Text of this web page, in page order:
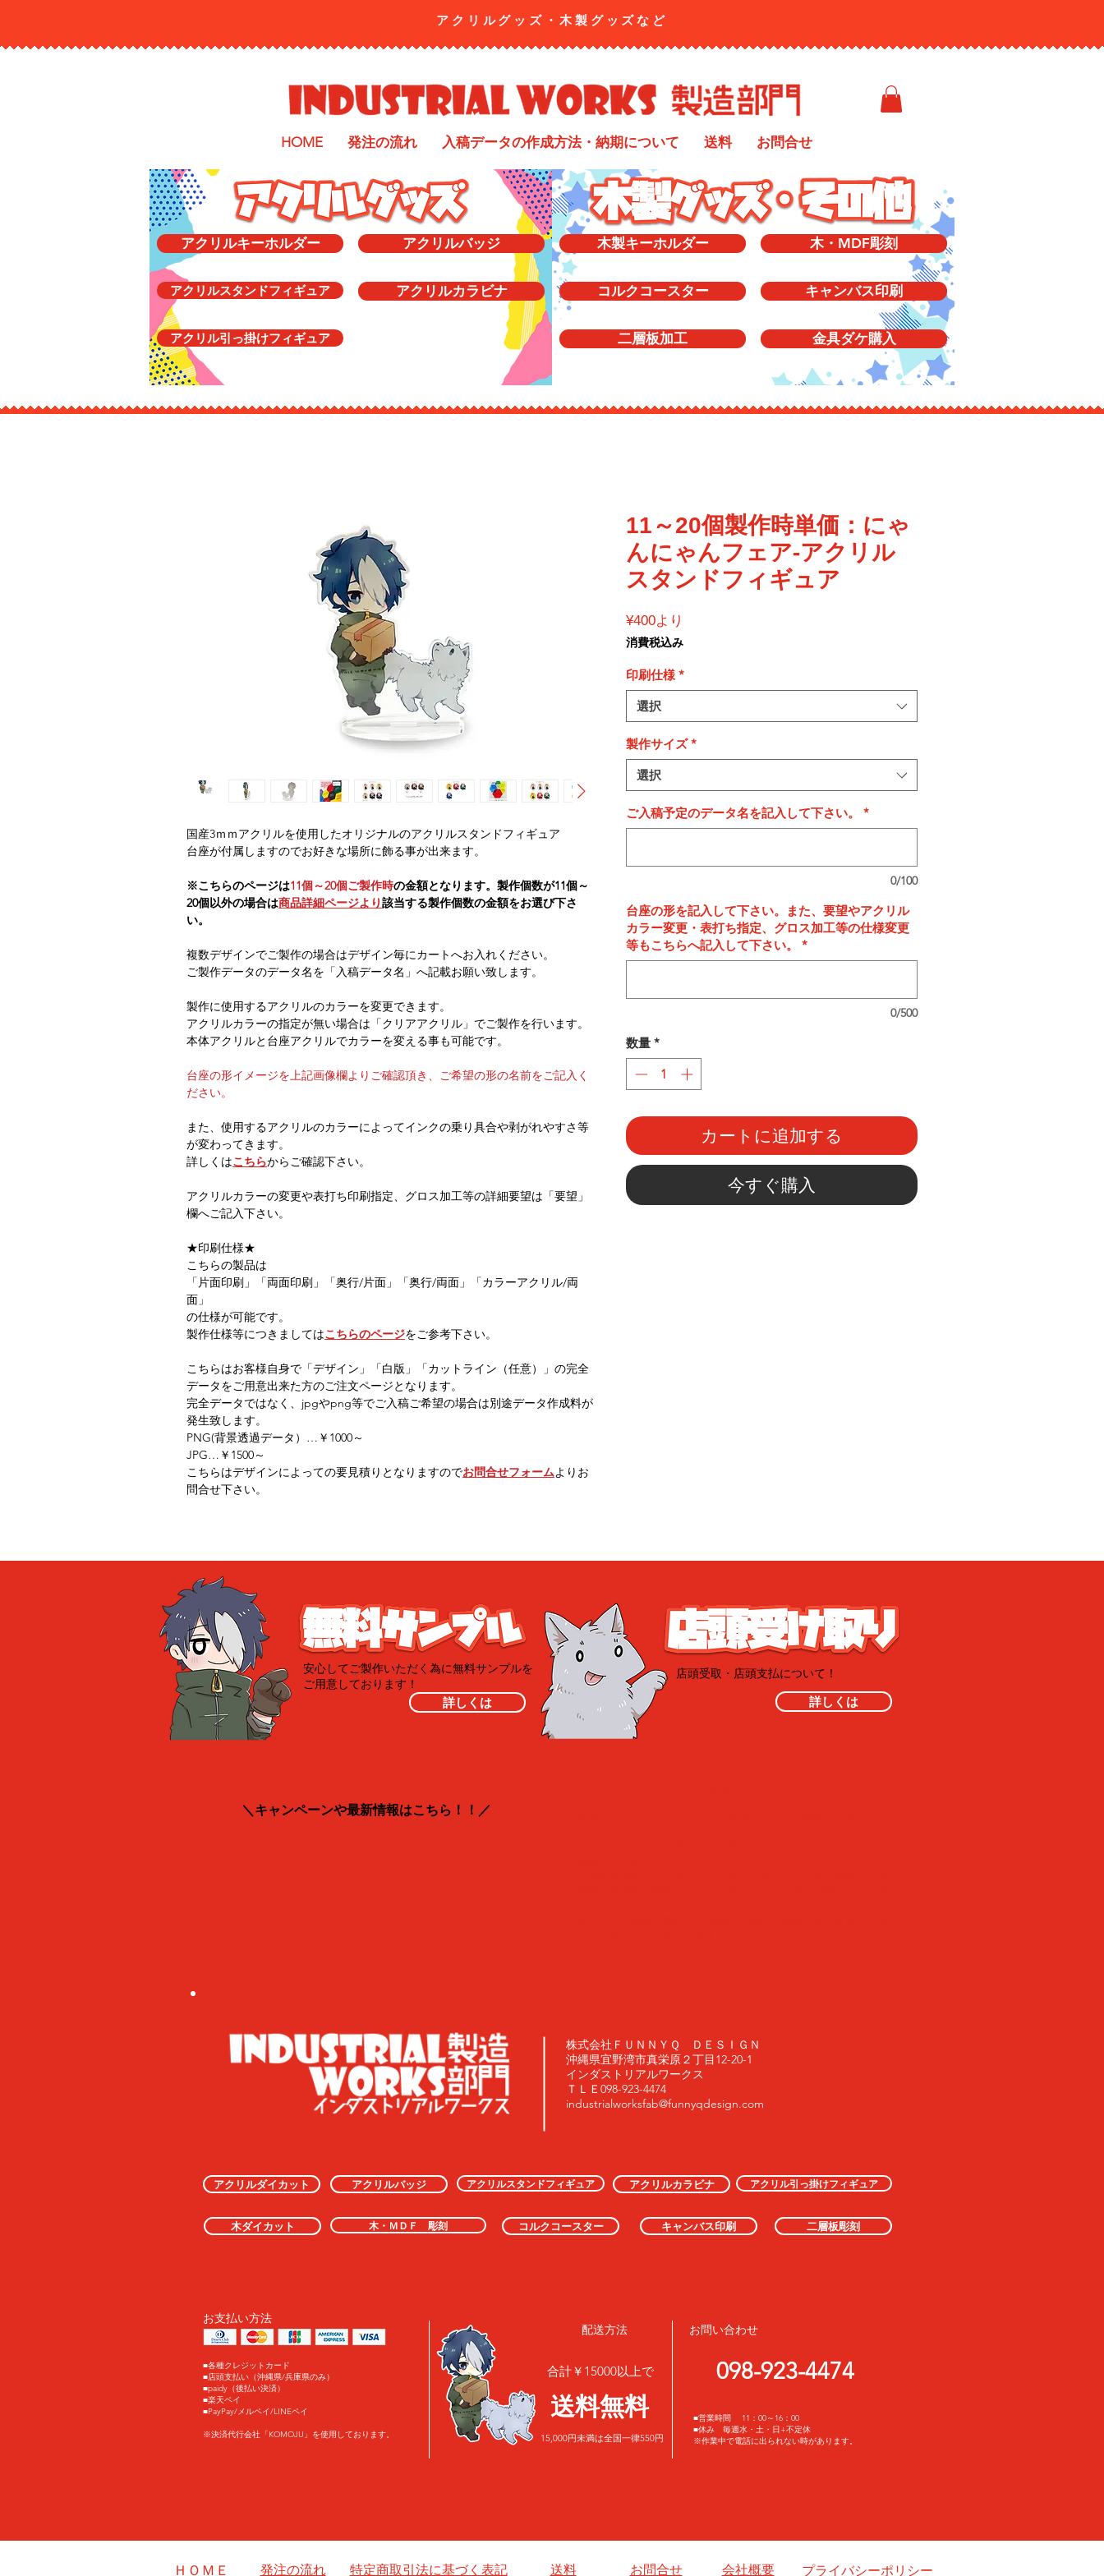
アクリルグッズ・​木製グッズなど
HOME 発注の流れ 入稿データの作成方法・納期について 送料 お問合せ
アクリルキーホルダー
アクリルスタンドフィギュア
アクリルバッジ
アクリルカラビナ
アクリル引っ掛けフィギュア
木製キーホルダー
コルクコースター
木・MDF彫刻
キャンバス印刷
二層板加工 金具ダケ購入
国産3ｍｍアクリルを使用したオリジナルのアクリルスタンドフィギュア
台座が付属しますのでお好きな場所に飾る事が出来ます。
※こちらのページは11個～20個ご製作時の金額となります。製作個数が11個～
20個以外の場合は商品詳細ページより該当する製作個数の金額をお選び下さ
い。
複数デザインでご製作の場合はデザイン毎にカートへお入れください。
ご製作データのデータ名を「入稿データ名」へ記載お願い致します。
製作に使用するアクリルのカラーを変更できます。
アクリルカラーの指定が無い場合は「クリアアクリル」でご製作を行います。
本体アクリルと台座アクリルでカラーを変える事も可能です。
台座の形イメージを上記画像欄よりご確認頂き、ご希望の形の名前をご記入く
ださい。
また、使用するアクリルのカラーによってインクの乗り具合や剥がれやすさ等
が変わってきます。
詳しくはこちらからご確認下さい。
アクリルカラーの変更や表打ち印刷指定、グロス加工等の詳細要望は「要望」
欄へご記入下さい。
★印刷仕様★
こちらの製品は
「片面印刷」「両面印刷」「奥行/片面」「奥行/両面」「カラーアクリル/両
面」
の仕様が可能です。
製作仕様等につきましてはこちらのページをご参考下さい。
こちらはお客様自身で「デザイン」「白版」「カットライン（任意）」の完全
データをご用意出来た方のご注文ページとなります。
完全データではなく、jpgやpng等でご入稿ご希望の場合は別途データ作成料が
発生致します。
PNG(背景透過データ）…￥1000～
JPG…￥1500～
こちらはデザインによっての要見積りとなりますのでお問合せフォームよりお
問合せ下さい。
11～20個製作時単価：にゃ
んにゃんフェア-アクリル
スタンドフィギュア
¥400より
価
格
消費税込み
印刷仕様 *
選択
製作サイズ *
選択
ご入稿予定のデータ名を記入して下さい。 *
0/100
台座の形を記入して下さい。また、要望やアクリル
カラー変更・表打ち指定、グロス加工等の仕様変更
等もこちらへ記入して下さい。
*
0/500
数量 *
カートに追加する
今すぐ購入
安心してご製作いただく為に無料サンプルを
ご用意しております！
詳しくは
​店頭受取・店頭支払について！
詳しくは
＼キャンペーンや最新情報はこちら！！／
株式会社ＦＵＮＮＹＱ ＤＥＳＩＧＮ
沖縄県宜野湾市真栄原２丁目12-20-1
インダストリアルワークス
ＴＬＥ098-923-4474
industrialworksfab@funnyqdesign.com
アクリルダイカット アクリルバッジ アクリルスタンドフィギュア アクリルカラビナ アクリル引っ掛けフィギュア
木ダイカット 木・ＭＤＦ 彫刻 コルクコースター キャンバス印刷 二層板彫刻
お支払い方法
■各種クレジットカード
■店頭支払い（沖縄県/兵庫県のみ）
■paidy（後払い決済）
​■楽天ペイ
​■PayPay/メルペイ/LINEペイ
※決済代行会社「KOMOJU」を使用しております。
配送方法
合計￥15000以上で
​送料無料
15,000円未満は全国一律550円
お問い合わせ
098-923-4474
■営業時間 11：00～16：00
■休み 毎週水・土・日+不定休
※作業中で電話に出られない時があります。
ＨＯＭＥ 発注の流れ 特定商取引法に基づく表記 送料 お問合せ 会社概要 プライバシーポリシー